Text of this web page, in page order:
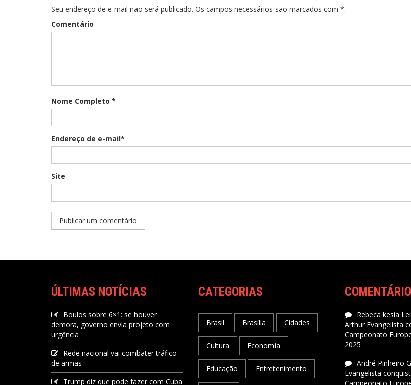
Seu endereço de e-mail não será publicado. Os campos necessários são marcados com *.
Comentário
Nome Completo *
Endereço de e-mail*
Site
ÚLTIMAS NOTÍCIAS
Boulos sobre 6×1: se houver
demora, governo envia projeto com
urgência
Rede nacional vai combater tráfico
de armas
Trump diz que pode fazer com Cuba
CATEGORIAS
Brasil Brasília Cidades
Cultura Economia
Educação Entretenimento
Rebeca kesia
Arthur Evangelista
Campeonato
2025
André Pinheiro
Evangelista